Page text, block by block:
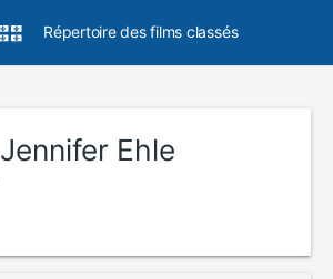
Répertoire des films classés
Jennifer Ehle